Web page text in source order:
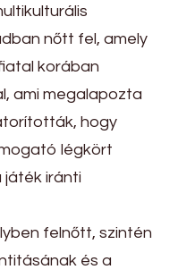
nőtt fel, amely
korában
ami megalapozta
hogy
légkört
játék iránti
felnőtt, szintén
és a